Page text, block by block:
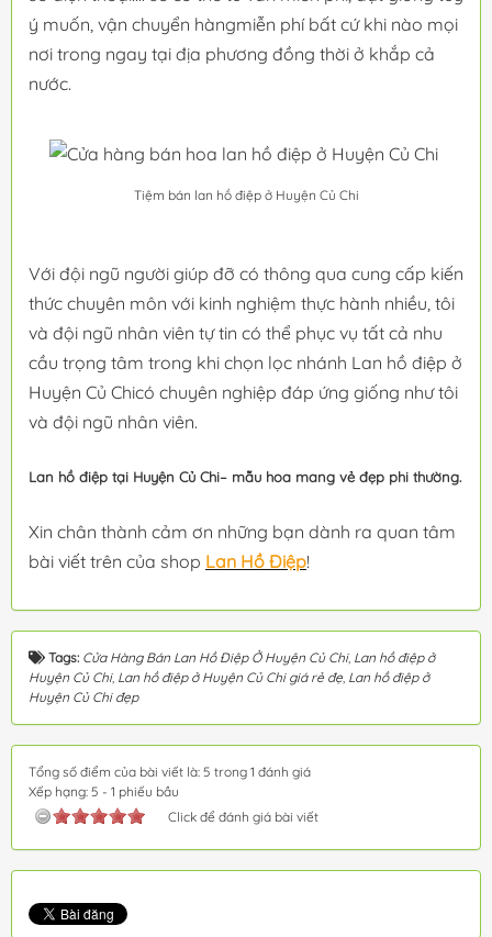
ý muốn, vận chuyển hàngmiễn phí bất cứ khi nào mọi
nơi trong ngay tại địa phương đồng thời ở khắp cả
nước.
Tiệm bán lan hồ điệp ở Huyện Củ Chi
Với đội ngũ người giúp đỡ có thông qua cung cấp kiến
thức chuyên môn với kinh nghiệm thực hành nhiều, tôi
và đội ngũ nhân viên tự tin có thể phục vụ tất cả nhu
cầu trọng tâm trong khi chọn lọc nhánh Lan hồ điệp ở
Huyện Củ Chicó chuyên nghiệp đáp ứng giống như tôi
và đội ngũ nhân viên.
Lan hồ điệp tại Huyện Củ Chi– mẫu hoa mang vẻ đẹp phi thường.
Xin chân thành cảm ơn những bạn dành ra quan tâm
bài viết trên của shop Lan Hồ Điệp!
Tags: Cửa Hàng Bán Lan Hồ Điệp Ở Huyện Củ Chi, Lan hồ điệp ở
Huyện Củ Chi, Lan hồ điệp ở Huyện Củ Chi giá rẻ đẹ Lan hồ điệp ở
Huyện Củ Chi đẹp
Tổng số điểm của bài viết là: 5 trong 1 đánh giá
Xếp hạng: 5 - 1 phiếu bầu
Click để đánh giá bài viết